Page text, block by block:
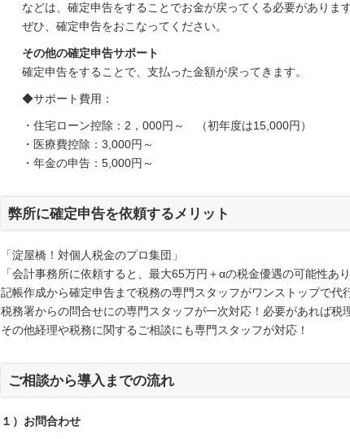
などは、確定申告をすることでお金が戻ってくる必要があります
ぜひ、確定申告をおこなってください。
その他の確定申告サポート
確定申告をすることで、支払った金額が戻ってきます。
◆サポート費用：
・住宅ローン控除：2，000円～ （初年度は15,000円）
・医療費控除：3,000円～
・年金の申告：5,000円～
弊所に確定申告を依頼するメリット
「淀屋橋！対個人税金のプロ集団」
「会計事務所に依頼すると、最大65万円＋αの税金優遇の可能性あり
記帳作成から確定申告まで税務の専門スタッフがワンストップで代
税務署からの問合せにの専門スタッフが一次対応！必要があれば税
その他経理や税務に関するご相談にも専門スタッフが対応！
ご相談から導入までの流れ
１）お問合わせ